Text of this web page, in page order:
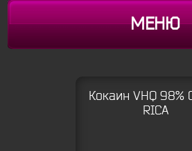
МЕНЮ
Кокаин VHQ 98%
RICA